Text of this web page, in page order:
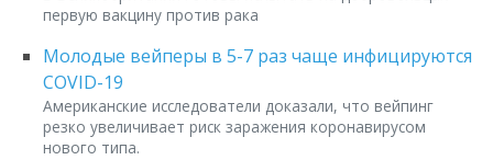
первую вакцину против рака
Молодые вейперы в 5-7 раз чаще инфицируются
COVID-19
Американские исследователи доказали, что вейпинг
резко увеличивает риск заражения коронавирусом
нового типа.